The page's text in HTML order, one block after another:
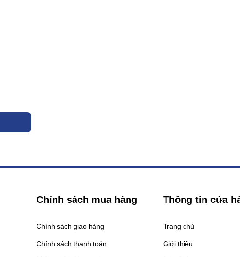
Chính sách mua hàng
Chính sách giao hàng
Chính sách thanh toán
Thông tin cửa
Trang chủ
Giới thiệu